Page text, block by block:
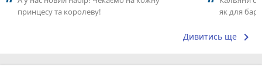
принцесу та королеву!
як для
Дивитись ще keyboard_arrow_right